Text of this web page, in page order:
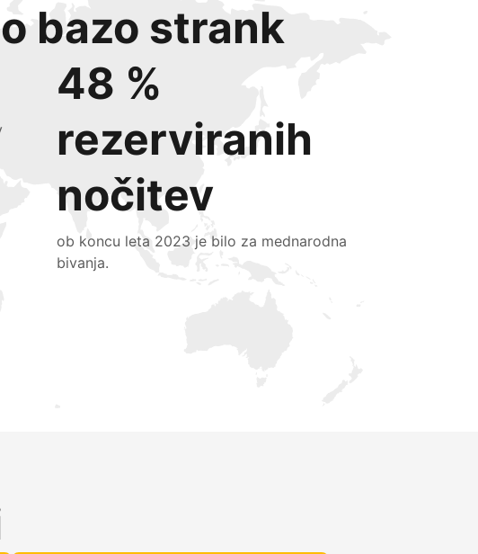
bazo strank
48 %
rezerviranih
nočitev
ob koncu leta 2023 je bilo za mednarodna
bivanja.